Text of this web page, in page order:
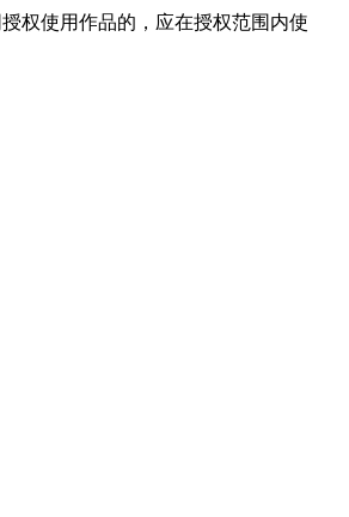
权使用作品的，应在授权范围内使